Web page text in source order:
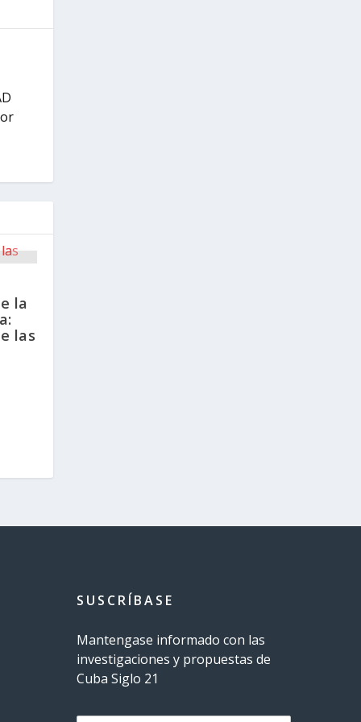
la
las
SUSCRÍBASE
Mantengase informado con las
investigaciones y propuestas de
Cuba Siglo 21